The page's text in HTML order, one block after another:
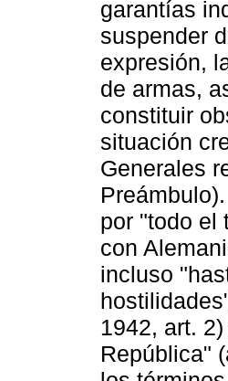
garantías
suspender
expresión,
de armas,
constituir
situación
Generales
por "todo el
con
incluso
1942, art.
República"